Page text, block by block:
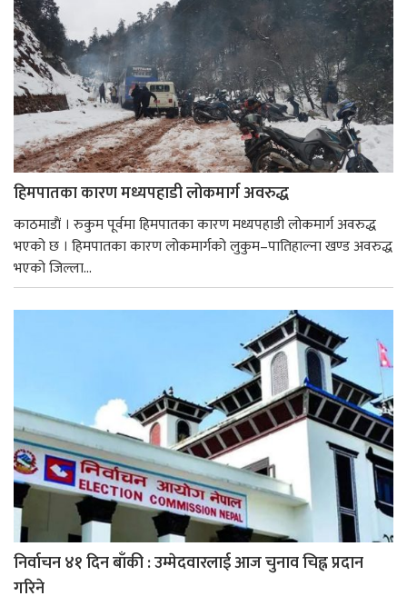
हिमपातका कारण मध्यपहाडी लोकमार्ग अवरुद्ध
काठमाडाैं । रुकुम पूर्वमा हिमपातका कारण मध्यपहाडी लोकमार्ग अवरुद्ध
भएको छ । हिमपातका कारण लोकमार्गको लुकुम–पातिहाल्ना खण्ड अवरुद्ध
भएको जिल्ला...
निर्वाचन ४१ दिन बाँकी : उम्मेदवारलाई आज चुनाव चिह्न प्रदान
गरिने